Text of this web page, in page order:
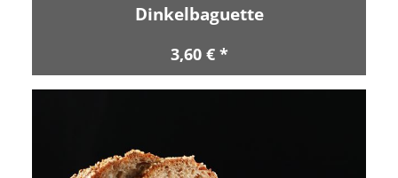
Dinkelbaguette
3,60 € *